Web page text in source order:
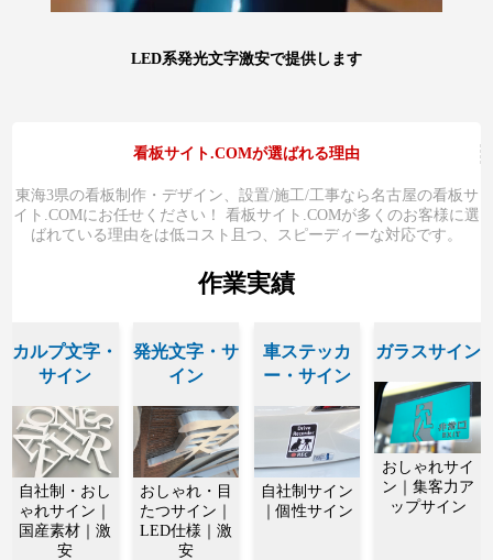
LED系発光文字激安で提供します
看板サイト.COMが選ばれる理由
東海3県の看板制作・デザイン、設置/施工/工事なら名古屋の看板サ
イト.COMにお任せください！ 看板サイト.COMが多くのお客様に選
ばれている理由をは低コスト且つ、スピーディーな対応です。
作業実績
カルプ文字・
サイン
自社制・おし
ゃれサイン｜
国産素材｜激
安
発光文字・サ
イン
おしゃれ・目
たつサイン｜
LED仕様｜激
安
車ステッカ
ー・サイン
自社制サイン
｜個性サイン
ガラスサイン
おしゃれサイ
ン｜集客力ア
ップサイン